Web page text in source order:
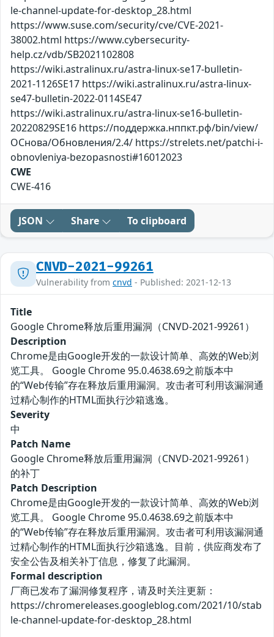
le-channel-update-for-desktop_28.html
https://www.suse.com/security/cve/CVE-2021-
38002.html https://www.cybersecurity-
help.cz/vdb/SB2021102808
https://wiki.astralinux.ru/astra-linux-se17-bulletin-
2021-1126SE17 https://wiki.astralinux.ru/astra-linux-
se47-bulletin-2022-0114SE47
https://wiki.astralinux.ru/astra-linux-se16-bulletin-
20220829SE16 https://поддержка.нппкт.рф/bin/view/
ОСнова/Обновления/2.4/ https://strelets.net/patchi-i-
obnovleniya-bezopasnosti#16012023
CWE
CWE-416
JSON Share To clipboard
CNVD-2021-99261
Vulnerability from cnvd - Published: 2021-12-13
Title
Google Chrome释放后重用漏洞（CNVD-2021-99261）
Description
Chrome是由Google开发的一款设计简单、高效的Web浏
览工具。 Google Chrome 95.0.4638.69之前版本中
的“Web传输”存在释放后重用漏洞。攻击者可利用该漏洞通
过精心制作的HTML面执行沙箱逃逸。
Severity
中
Patch Name
Google Chrome释放后重用漏洞（CNVD-2021-99261）
的补丁
Patch Description
Chrome是由Google开发的一款设计简单、高效的Web浏
览工具。 Google Chrome 95.0.4638.69之前版本中
的“Web传输”存在释放后重用漏洞。攻击者可利用该漏洞通
过精心制作的HTML面执行沙箱逃逸。目前，供应商发布了
安全公告及相关补丁信息，修复了此漏洞。
Formal description
厂商已发布了漏洞修复程序，请及时关注更新：
https://chromereleases.googleblog.com/2021/10/stab
le-channel-update-for-desktop_28.html